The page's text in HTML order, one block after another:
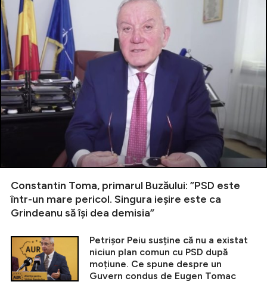
Constantin Toma, primarul Buzăului: ”PSD este
într-un mare pericol. Singura ieșire este ca
Grindeanu să își dea demisia”
Petrișor Peiu susține că nu a existat
niciun plan comun cu PSD după
moțiune. Ce spune despre un
Guvern condus de Eugen Tomac